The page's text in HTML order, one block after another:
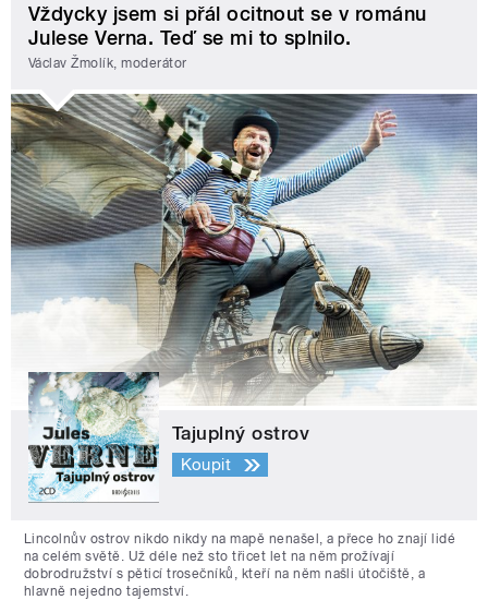
Vždycky jsem si přál ocitnout se v románu
Julese Verna. Teď se mi to splnilo.
Václav Žmolík, moderátor
Tajuplný ostrov
Koupit
Lincolnův ostrov nikdo nikdy na mapě nenašel, a přece ho znají lidé
na celém světě. Už déle než sto třicet let na něm prožívají
dobrodružství s pěticí trosečníků, kteří na něm našli útočiště, a
hlavně nejedno tajemství.